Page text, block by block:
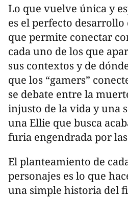
Lo que vuelve única y
es el perfecto desarrollo
que permite conectar
cada uno de los que
sus contextos y de
que los “gamers”
se debate entre la
injusto de la vida y una
una Ellie que busca
furia engendrada por
El planteamiento de
personajes es lo que
una simple historia del